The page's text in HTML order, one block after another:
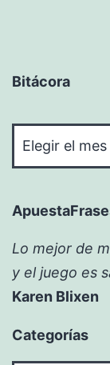
Bitácora
Lo mejor de
y el juego es
Karen Blixen
Categorías